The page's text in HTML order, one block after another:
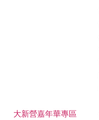
大新營嘉年華專區